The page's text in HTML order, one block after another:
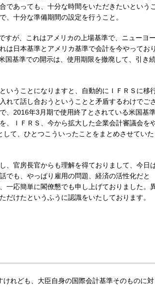
であっても、十分な時間をいただきたいというこ
、十分な準備期間の設定を行うこと。
すが、これはアメリカの上場基準で、ニューヨー
は日本基準とアメリカ基準で会計を今やっており
国基準での開示は、使用期限を撤廃して、引き
いうことになりますと、自動的にＩＦＲＳに移
れて話し合おうということと矛盾するわけでご
、2016年3月期で使用終了とされている米国基
、ＩＦＲＳ、今から拡大した企業会計審議会を
て、ひとつこういったことをまとめさせていた
、官房長官からも理解を得ておりまして、今日
でも、やっぱり雇用の問題、経済の活性化だと
一応簡単に閣僚懇でも申し上げておりました。
けたというふうに認識をいたしております。
れども、大臣自身の国際会計基準そのものに対